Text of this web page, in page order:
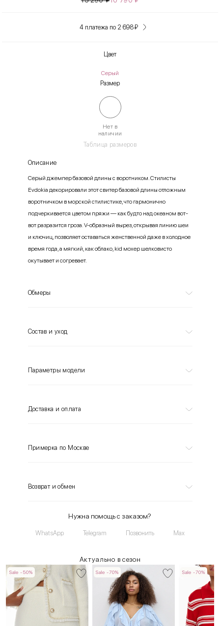
4 платежа по 2 698₽
Цвет
Серый
Размер
Таблица размеров
Нет в
наличии
Описание
Серый джемпер базовой длины с воротником. Стилисты
Evdokia декорировали этот свитер базовой длины отложным
воротничком в морской стилистике, что гармонично
подчеркивается цветом пряжи — как будто над океаном вот-
вот разразится гроза. V-образный вырез, открывая линию шеи
и ключиц, позволяет оставаться женственной даже в холодное
время года, а мягкий, как облако, kid мохер шелковисто
окутывает и согревает.
Обмеры
Состав и уход
Параметры модели
Доставка и оплата
Примерка по Москве
Возврат и обмен
Нужна помощь с заказом?
WhatsApp Telegram Позвонить Max
Актуально в сезон
Sale -50% Sale -70% Sale -70%